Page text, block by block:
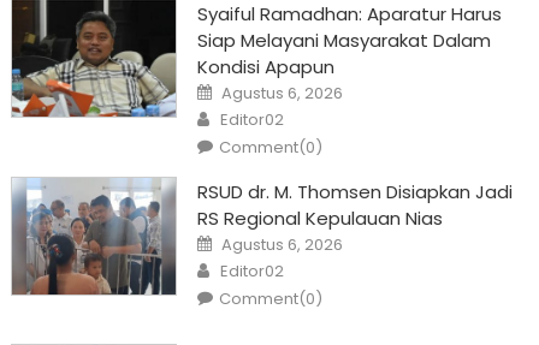
Syaiful Ramadhan: Aparatur Harus
Siap Melayani Masyarakat Dalam
Kondisi Apapun
Posted
on
Agustus 6, 2026
Author
Editor02
Comment(0)
RSUD dr. M. Thomsen Disiapkan Jadi
RS Regional Kepulauan Nias
Posted
on
Agustus 6, 2026
Author
Editor02
Comment(0)